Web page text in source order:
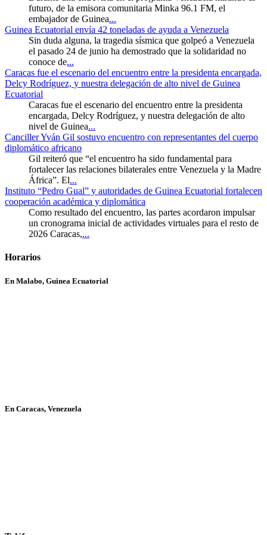
futuro, de la emisora comunitaria Minka 96.1 FM, el
embajador de Guinea...
Guinea Ecuatorial envía 42 toneladas de ayuda a Venezuela
Sin duda alguna, la tragedia sísmica que golpeó a Venezuela
el pasado 24 de junio ha demostrado que la solidaridad no
conoce de...
Caracas fue el escenario del encuentro entre la presidenta encargada,
Delcy Rodríguez, y nuestra delegación de alto nivel de Guinea
Ecuatorial
Caracas fue el escenario del encuentro entre la presidenta
encargada, Delcy Rodríguez, y nuestra delegación de alto
nivel de Guinea...
Canciller Yván Gil sostuvo encuentro con representantes del cuerpo
diplomático africano
Gil reiteró que “el encuentro ha sido fundamental para
fortalecer las relaciones bilaterales entre Venezuela y la Madre
África”. El...
Instituto “Pedro Gual” y autoridades de Guinea Ecuatorial fortalecen
cooperación académica y diplomática
Como resultado del encuentro, las partes acordaron impulsar
un cronograma inicial de actividades virtuales para el resto de
2026 Caracas,...
Horarios
En Malabo, Guinea Ecuatorial
En Caracas, Venezuela